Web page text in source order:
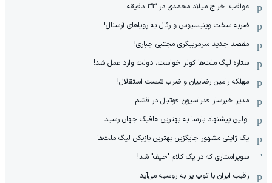
عواقب اخراج میلاد محمدی در 33 دقیقه
ضربه سخت وینیسیوس و رئال به رویاهای آرسنال!
مقصد جدید سرمربیگری مجتبی جباری!
ستاره لیگ ملت‌ها کولر خواست، دولت وارد عمل شد!
مهلکه رامین رضاییان و ضرب شست استقلال!
مدیر خبرساز فدراسیون فوتبال در قشم
اولین پیشنهاد بارسا به بهترین هافبک جهان رسید
یک ژاپنی مشهور جایگزین بهترین بازیکن لیگ ملت‌ها
سوپراستاری که در یک کلام "حیف" شد!
رقیب ایران با توپ پر به روسیه می‌آید